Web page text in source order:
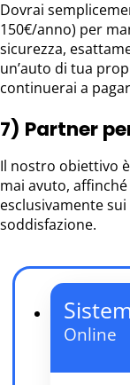
Dovrai
150€/anno) per
sicurezza,
un’auto di tua
continuerai a
7) Partner
Il nostro obiettivo
mai avuto,
esclusivamente
soddisfazione.
Online